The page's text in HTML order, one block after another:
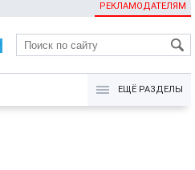
РЕКЛАМОДАТЕЛЯМ
KG
ЕЩЁ РАЗДЕЛЫ